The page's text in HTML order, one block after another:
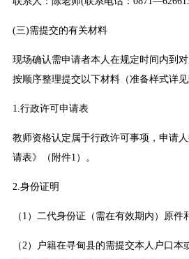
(三)需提交的有关材料
现场确认需申请者本人在规定时间内到
按顺序整理提交以下材料（准备样式详见
1.行政许可申请表
教师资格认定属于行政许可事项，申请
请表》（附件1）。
2.身份证明
（1）二代身份证（需在有效期内）原件
（2）户籍在寻甸县的需提交本人户口